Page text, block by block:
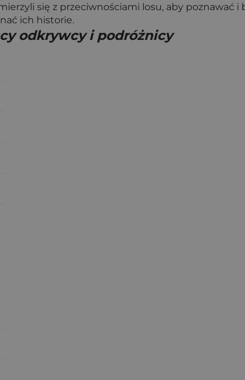
się z przeciwnościami losu, aby poznawać i
ich historie.
odkrywcy i podróżnicy